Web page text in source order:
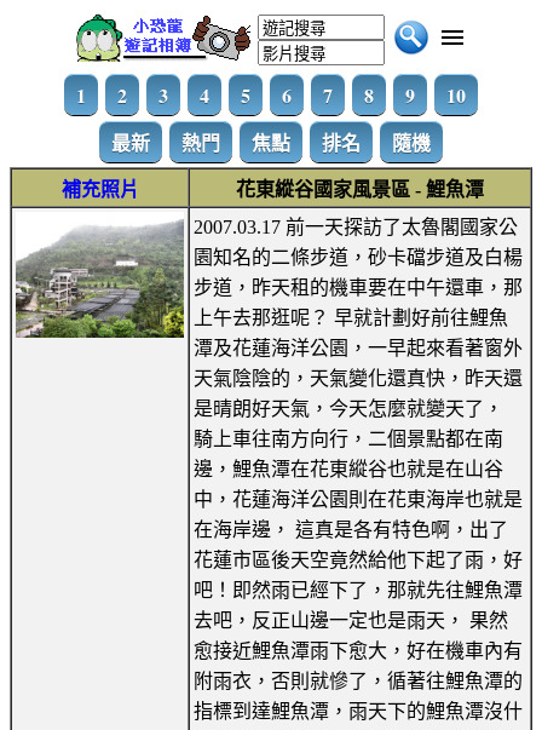
1 2 3 4 5 6 7 8 9
10
最新
熱門 焦點 排名 隨機
補充照片
花東縱谷國家風景區 - 鯉魚潭
2007.03.17 前一天探訪了太魯閣國家公
園知名的二條步道，砂卡礑步道及白楊
步道，昨天租的機車要在中午還車，那
上午去那逛呢？ 早就計劃好前往鯉魚
潭及花蓮海洋公園，一早起來看著窗外
天氣陰陰的，天氣變化還真快，昨天還
是晴朗好天氣，今天怎麼就變天了，
騎上車往南方向行，二個景點都在南
邊，鯉魚潭在花東縱谷也就是在山谷
中，花蓮海洋公園則在花東海岸也就是
在海岸邊， 這真是各有特色啊，出了
花蓮市區後天空竟然給他下起了雨，好
吧！即然雨已經下了，那就先往鯉魚潭
去吧，反正山邊一定也是雨天， 果然
愈接近鯉魚潭雨下愈大，好在機車內有
附雨衣，否則就慘了，循著往鯉魚潭的
指標到達鯉魚潭，雨天下的鯉魚潭沒什